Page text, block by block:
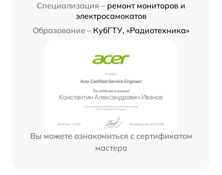
Специализация – ремонт мониторов и
электросамокатов
Образование – КубГТУ, «Радиотехника»
Вы можете ознакомиться с сертификатом
мастера